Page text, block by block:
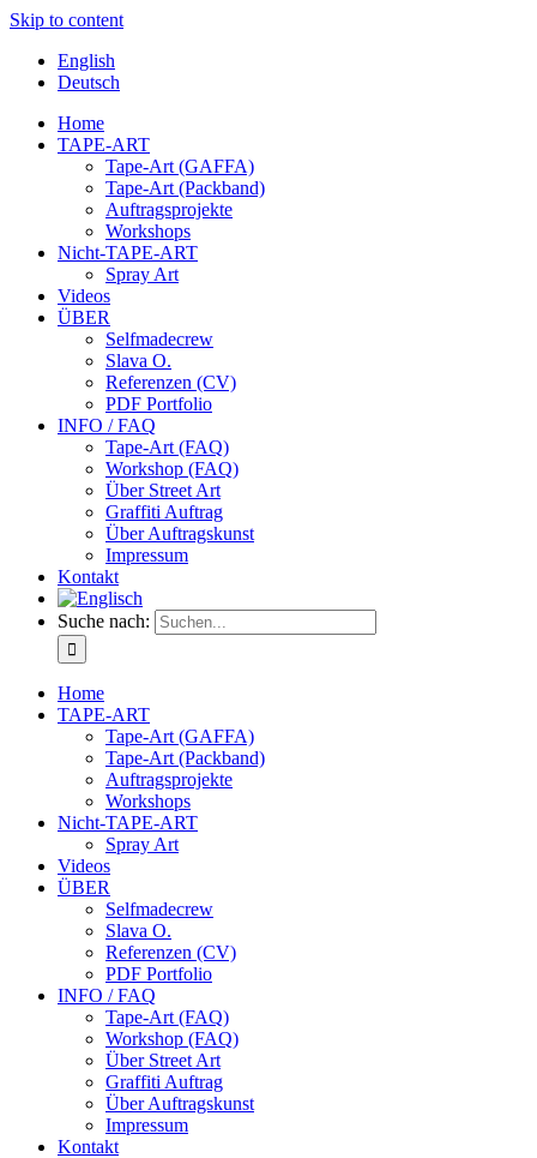
Skip to content
English
Deutsch
Home
TAPE-ART
Tape-Art (GAFFA)
Tape-Art (Packband)
Auftragsprojekte
Workshops
Nicht-TAPE-ART
Spray Art
Videos
ÜBER
Selfmadecrew
Slava O.
Referenzen (CV)
PDF Portfolio
INFO / FAQ
Tape-Art (FAQ)
Workshop (FAQ)
Über Street Art
Graffiti Auftrag
Über Auftragskunst
Impressum
Kontakt
Suche nach:
Home
TAPE-ART
Tape-Art (GAFFA)
Tape-Art (Packband)
Auftragsprojekte
Workshops
Nicht-TAPE-ART
Spray Art
Videos
ÜBER
Selfmadecrew
Slava O.
Referenzen (CV)
PDF Portfolio
INFO / FAQ
Tape-Art (FAQ)
Workshop (FAQ)
Über Street Art
Graffiti Auftrag
Über Auftragskunst
Impressum
Kontakt